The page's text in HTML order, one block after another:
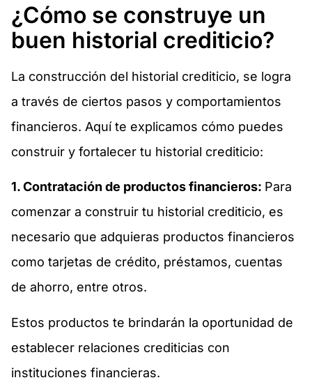
¿Cómo se construye un
buen historial crediticio?
La construcción del historial crediticio, se logra
a través de ciertos pasos y comportamientos
financieros. Aquí te explicamos cómo puedes
construir y fortalecer tu historial crediticio:
1. Contratación de productos financieros: Para
comenzar a construir tu historial crediticio, es
necesario que adquieras productos financieros
como tarjetas de crédito, préstamos, cuentas
de ahorro, entre otros.
Estos productos te brindarán la oportunidad de
establecer relaciones crediticias con
instituciones financieras.